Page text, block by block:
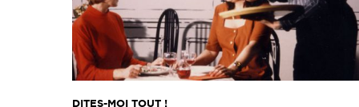
DITES-MOI TOUT !